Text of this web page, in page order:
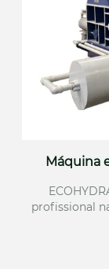
Máquina
profissional
de alta